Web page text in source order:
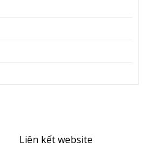
Liên kết website